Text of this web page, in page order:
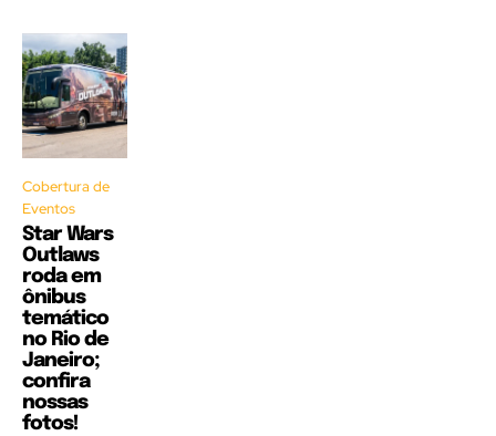
Cobertura de
Eventos
Star Wars
Outlaws
roda em
ônibus
temático
no Rio de
Janeiro;
confira
nossas
fotos!